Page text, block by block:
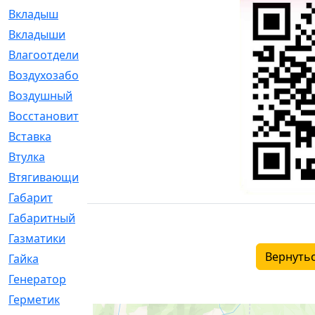
Вкладыш
Вкладыши
Влагоотделитель
Воздухозаборник
Воздушный
Восстановительный
Вставка
Втулка
Втягивающий
Габарит
Габаритный
Газматики
Гайка
Генератор
Герметик
[15]